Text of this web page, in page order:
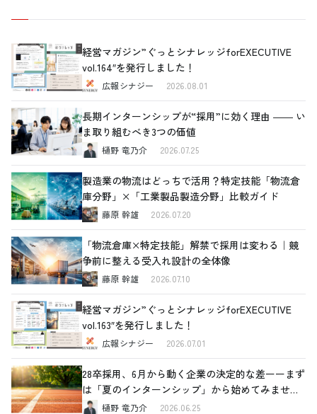
経営マガジン”ぐっとシナレッジforEXECUTIVE
vol.164″を発行しました！
広報シナジー 2026.08.01
長期インターンシップが“採用”に効く理由 ―― い
ま取り組むべき3つの価値
樋野 竜乃介 2026.07.25
製造業の物流はどっちで活用？特定技能「物流倉
庫分野」×「工業製品製造分野」比較ガイド
藤原 幹雄 2026.07.20
「物流倉庫×特定技能」解禁で採用は変わる｜競
争前に整える受入れ設計の全体像
藤原 幹雄 2026.07.10
経営マガジン”ぐっとシナレッジforEXECUTIVE
vol.163″を発行しました！
広報シナジー 2026.07.01
28卒採用、6月から動く企業の決定的な差ーーまず
は「夏のインターンシップ」から始めてみません
か
樋野 竜乃介 2026.06.25